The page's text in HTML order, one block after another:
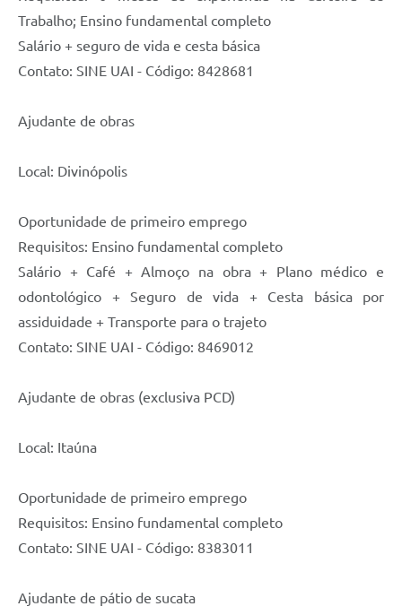
Trabalho; Ensino fundamental completo
Salário + seguro de vida e cesta básica
Contato: SINE UAI - Código: 8428681
Ajudante de obras
Local: Divinópolis
Oportunidade de primeiro emprego
Requisitos: Ensino fundamental completo
Salário + Café + Almoço na obra + Plano médico e
odontológico + Seguro de vida + Cesta básica por
assiduidade + Transporte para o trajeto
Contato: SINE UAI - Código: 8469012
Ajudante de obras (exclusiva PCD)
Local: Itaúna
Oportunidade de primeiro emprego
Requisitos: Ensino fundamental completo
Contato: SINE UAI - Código: 8383011
Ajudante de pátio de sucata